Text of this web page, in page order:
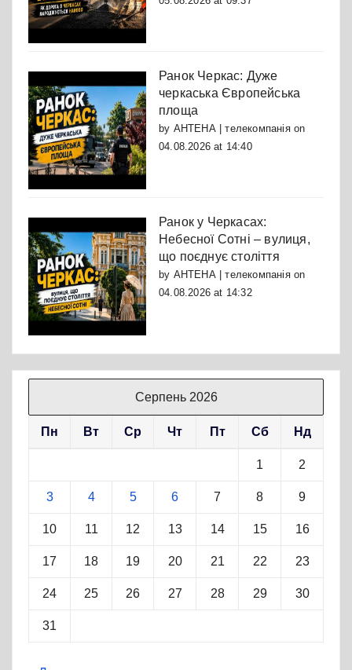
Ранок Черкас: Дуже
черкаська Європейська
площа
by АНТЕНА | телекомпаніяon
04.08.2026 at 14:40
Ранок у Черкасах:
Небесної Сотні – вулиця,
що поєднує століття
by АНТЕНА | телекомпаніяon
04.08.2026 at 14:32
Серпень 2026
Пн Вт Ср Чт Пт Сб Нд
1 2
3 4 5 6 7 8 9
10 11 12 13 14 15 16
17 18 19 20 21 22 23
24 25 26 27 28 29 30
31